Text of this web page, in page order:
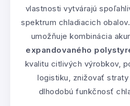
vlastnosti vytvárajú
spektrum chladiacich
umožňuje kombinácia
expandovaného
kvalitu citlivých výrobkov,
logistiku, znižovať
dlhodobú funkčnosť